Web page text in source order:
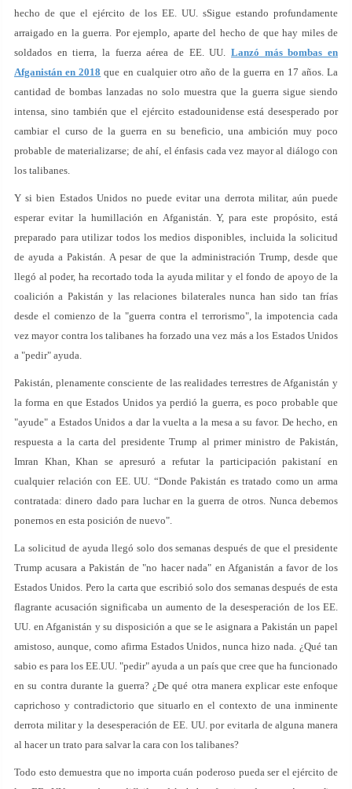
hecho de que el ejército de los EE. UU. sSigue estando profundamente
arraigado en la guerra. Por ejemplo, aparte del hecho de que hay miles de
soldados en tierra, la fuerza aérea de EE. UU. Lanzó más bombas en
Afganistán en 2018 que en cualquier otro año de la guerra en 17 años. La
cantidad de bombas lanzadas no solo muestra que la guerra sigue siendo
intensa, sino también que el ejército estadounidense está desesperado por
cambiar el curso de la guerra en su beneficio, una ambición muy poco
probable de materializarse; de ahí, el énfasis cada vez mayor al diálogo con
los talibanes.
Y si bien Estados Unidos no puede evitar una derrota militar, aún puede
esperar evitar la humillación en Afganistán. Y, para este propósito, está
preparado para utilizar todos los medios disponibles, incluida la solicitud
de ayuda a Pakistán. A pesar de que la administración Trump, desde que
llegó al poder, ha recortado toda la ayuda militar y el fondo de apoyo de la
coalición a Pakistán y las relaciones bilaterales nunca han sido tan frías
desde el comienzo de la "guerra contra el terrorismo", la impotencia cada
vez mayor contra los talibanes ha forzado una vez más a los Estados Unidos
a "pedir" ayuda.
Pakistán, plenamente consciente de las realidades terrestres de Afganistán y
la forma en que Estados Unidos ya perdió la guerra, es poco probable que
"ayude" a Estados Unidos a dar la vuelta a la mesa a su favor. De hecho, en
respuesta a la carta del presidente Trump al primer ministro de Pakistán,
Imran Khan, Khan se apresuró a refutar la participación pakistaní en
cualquier relación con EE. UU. “Donde Pakistán es tratado como un arma
contratada: dinero dado para luchar en la guerra de otros. Nunca debemos
ponernos en esta posición de nuevo".
La solicitud de ayuda llegó solo dos semanas después de que el presidente
Trump acusara a Pakistán de "no hacer nada" en Afganistán a favor de los
Estados Unidos. Pero la carta que escribió solo dos semanas después de esta
flagrante acusación significaba un aumento de la desesperación de los EE.
UU. en Afganistán y su disposición a que se le asignara a Pakistán un papel
amistoso, aunque, como afirma Estados Unidos, nunca hizo nada. ¿Qué tan
sabio es para los EE.UU. "pedir" ayuda a un país que cree que ha funcionado
en su contra durante la guerra? ¿De qué otra manera explicar este enfoque
caprichoso y contradictorio que situarlo en el contexto de una inminente
derrota militar y la desesperación de EE. UU. por evitarla de alguna manera
al hacer un trato para salvar la cara con los talibanes?
Todo esto demuestra que no importa cuán poderoso pueda ser el ejército de